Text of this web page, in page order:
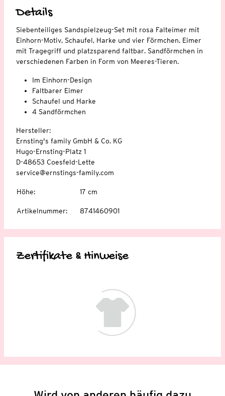
Details
Siebenteiliges Sandspielzeug-Set mit rosa Falteimer mit
Einhorn-Motiv, Schaufel, Harke und vier Förmchen. Eimer
mit Tragegriff und platzsparend faltbar. Sandförmchen in
verschiedenen Farben in Form von Meeres-Tieren.
Im Einhorn-Design
Faltbarer Eimer
Schaufel und Harke
4 Sandförmchen
Hersteller:
Ernsting's family GmbH & Co. KG
Hugo-Ernsting-Platz 1
D-48653 Coesfeld-Lette
service@ernstings-family.com
Höhe: 17 cm
Artikelnummer: 8741460901
Zertifikate & Hinweise